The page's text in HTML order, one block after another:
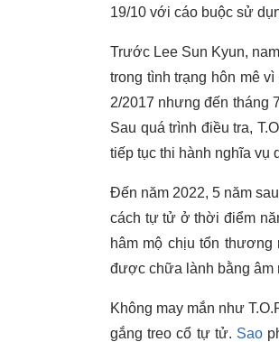
19/10 với cáo buộc sử
Trước Lee Sun Kyun,
trong tình trạng hôn mê
2/2017 nhưng đến tháng
Sau quá trình điều tra,
tiếp tục thi hành nghĩa vụ
Đến năm 2022, 5 năm
cách tự tử ở thời điểm
hâm mộ chịu tổn
được chữa lành bằng âm
Không may mắn như
gắng treo cổ tự tử. Sao